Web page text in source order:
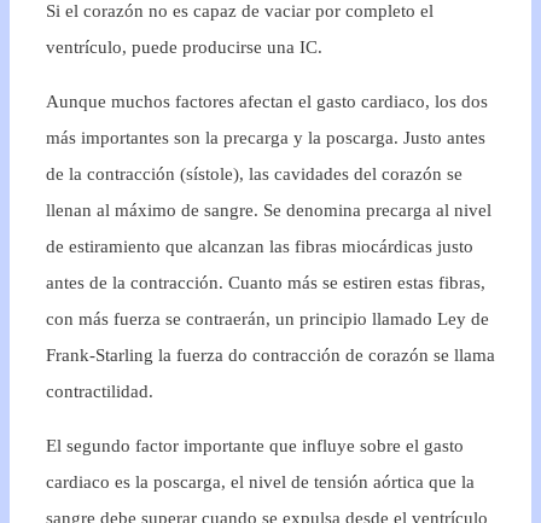
Si el corazón no es capaz de vaciar por completo el
ventrículo, puede producirse una IC.
Aunque muchos factores afectan el gasto cardiaco, los dos
más importantes son la precarga y la poscarga. Justo antes
de la contracción (sístole), las cavidades del corazón se
llenan al máximo de sangre. Se denomina precarga al nivel
de estiramiento que alcanzan las fibras miocárdicas justo
antes de la contracción. Cuanto más se estiren estas fibras,
con más fuerza se contraerán, un principio llamado Ley de
Frank-Starling la fuerza do contracción de corazón se llama
contractilidad.
El segundo factor importante que influye sobre el gasto
cardiaco es la poscarga, el nivel de tensión aórtica que la
sangre debe superar cuando se expulsa desde el ventrículo